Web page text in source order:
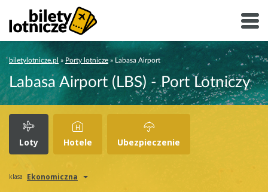
biletylotnicze.pl » Porty lotnicze » Labasa Airport
Labasa Airport (LBS) - Port Lotniczy
Loty Hotele Ubezpieczenie
klasa Ekonomiczna